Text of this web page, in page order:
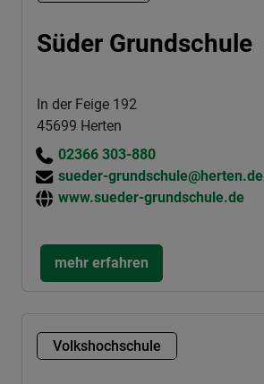
Süder Grundschule
In der Feige 192
45699 Herten
02366 303-880
sueder-grundschule@herten.de
www.sueder-grundschule.de
mehr erfahren
Volkshochschule